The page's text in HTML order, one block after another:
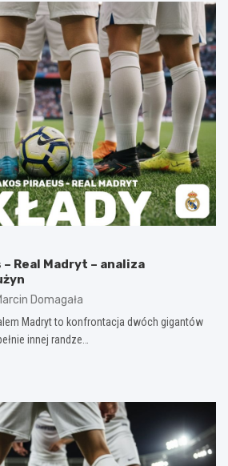
– Real Madryt – analiza
Domagała
Madryt to konfrontacja dwóch gigantów
innej randze…